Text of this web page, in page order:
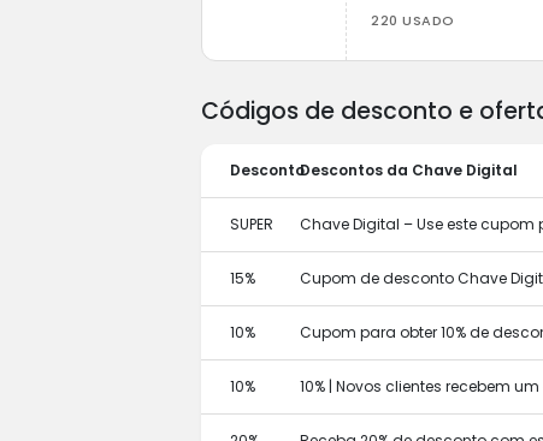
220 USADO
Códigos de desconto e
DescontoDescontos da Chave Digital
SUPER Chave Digital – Use este
15% Cupom de desconto Chave
10% Cupom para obter 10% de
10% 10% | Novos clientes recebem